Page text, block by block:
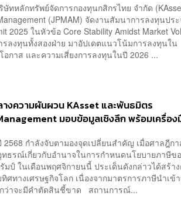
ทหลักทรัพย์จัดการกองทุนกสิกรไทย จำกัด
(JPMAM) จัดงานสัมนาการลงทุนปร
2025 ในหัวข้อ Core Stability Amidst Market
ลงทุนทั้งสองฝ่าย มาอัปเดตแนวโน้มการลงทุนใน
อกาส และความเสี่ยงการลงทุนในปี 2026 ...
างความผันผวน KAsset และพันธมิตร
มอบข้อมูลเชิงลึก พร้อมเครื่อง
กำลังจับตามองจุดเปลี่ยนสำคัญ เมื่อศาลฎีก
ธรณ์เกี่ยวกับอำนาจในการกำหนดนโยบายภาษีข
ป์ ในเดือนพฤศจิกายนนี้ ประเด็นดังกล่าวได้สร้า
ทางเศรษฐกิจโลก เนื่องจากมาตรการภาษีนำเข้า
ว่าจะมีคำตัดสินชี้ขาด สถานการณ์...